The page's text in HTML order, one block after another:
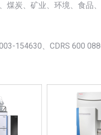
煤炭、矿业、环境、食品
154630、CDRS 600